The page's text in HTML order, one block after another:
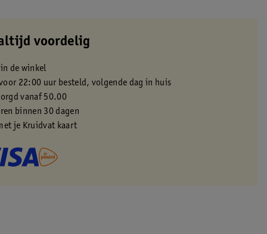
voordelig
de winkel
22:00 uur besteld, volgende dag in huis
vanaf 50.00
binnen 30 dagen
je Kruidvat kaart